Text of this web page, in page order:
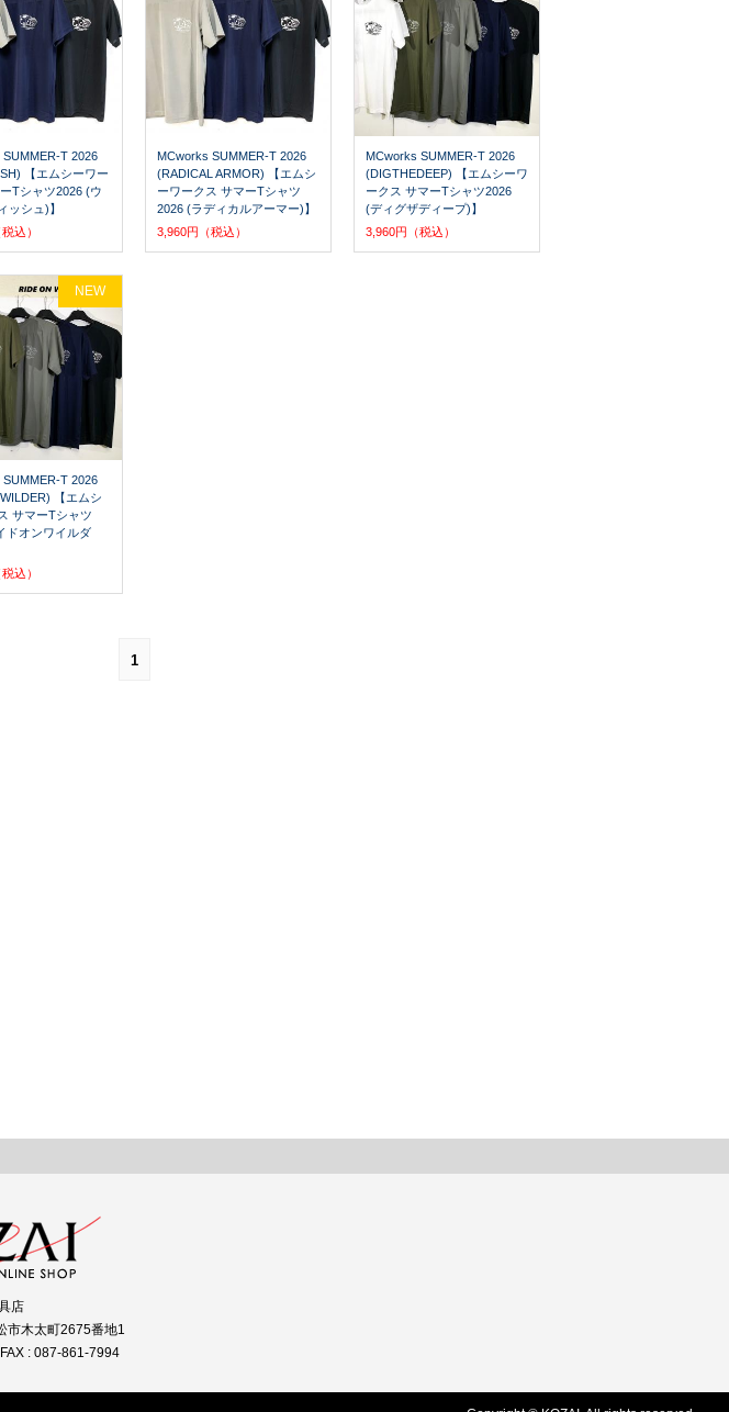
T 2026
【エムシーワー
Tシャツ2026 (ウ
ッシュ)】
込）
MCworks SUMMER-T 2026
(RADICAL ARMOR) 【エムシ
ーワークス サマーTシャツ
2026 (ラディカルアーマー)】
3,960円（税込）
MCworks SUMMER-T 2026
(DIGTHEDEEP) 【エムシーワ
ークス サマーTシャツ2026
(ディグザディープ)】
3,960円（税込）
T 2026
【エムシ
サマーTシャツ
ドオンワイルダ
込）
NEW
1
店
木太町2675番地1
: 087-861-7994